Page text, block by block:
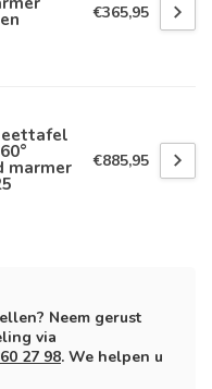
€365,95
eettafel
marmer €885,95
Neem gerust
via
27 98. We helpen u